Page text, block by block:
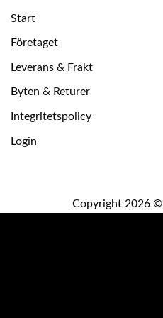
Start
Företaget
Leverans & Frakt
Byten & Returer
Integritetspolicy
Login
Copyright 2026 ©